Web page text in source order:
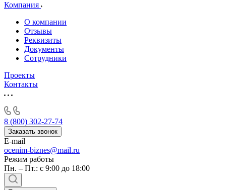
Компания
О компании
Отзывы
Реквизиты
Документы
Сотрудники
Проекты
Контакты
8 (800) 302-27-74
Заказать звонок
E-mail
ocenim-biznes@mail.ru
Режим работы
Пн. – Пт.: с 9:00 до 18:00